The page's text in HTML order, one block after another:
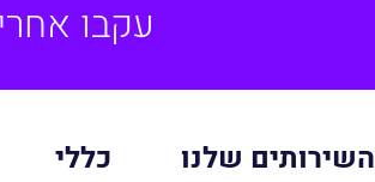
עקבו
השירותים שלנו כללי